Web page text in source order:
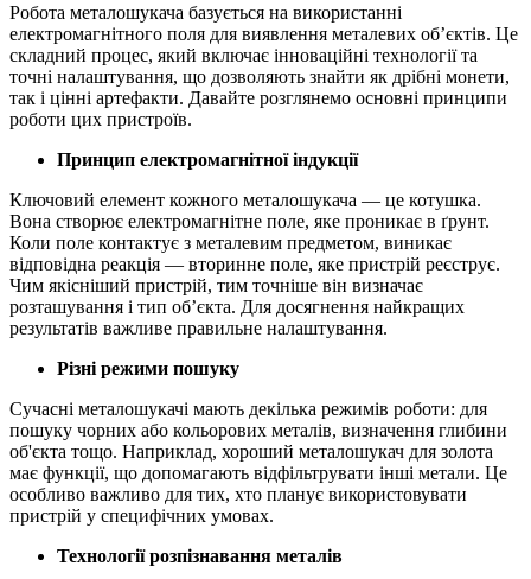
Робота металошукача базується на використанні
електромагнітного поля для виявлення металевих об’єктів. Це
складний процес, який включає інноваційні технології та
точні налаштування, що дозволяють знайти як дрібні монети,
так і цінні артефакти. Давайте розглянемо основні принципи
роботи цих пристроїв.
Принцип електромагнітної індукції
Ключовий елемент кожного металошукача — це котушка.
Вона створює електромагнітне поле, яке проникає в ґрунт.
Коли поле контактує з металевим предметом, виникає
відповідна реакція — вторинне поле, яке пристрій реєструє.
Чим якісніший пристрій, тим точніше він визначає
розташування і тип об’єкта. Для досягнення найкращих
результатів важливе правильне налаштування.
Різні режими пошуку
Сучасні металошукачі мають декілька режимів роботи: для
пошуку чорних або кольорових металів, визначення глибини
об'єкта тощо. Наприклад, хороший металошукач для золота
має функції, що допомагають відфільтрувати інші метали. Це
особливо важливо для тих, хто планує використовувати
пристрій у специфічних умовах.
Технології розпізнавання металів